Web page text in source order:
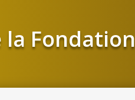
la Fondation